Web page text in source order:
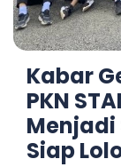
Kabar
PKN
Siap